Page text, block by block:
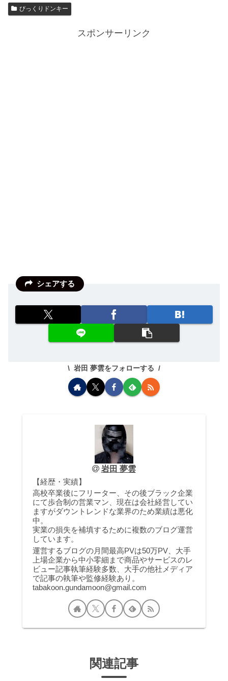
びっくりドンキー
スポンサーリンク
シェアする
岩田 夢雲をフォローする
岩田 夢雲
【経歴・実績】
高校卒業後にフリーター、その後ブラック企業
にて歩合制の営業マン、現在は会社経営してい
ますがダウントレンドな業界のため業績は悪化
中。
実業の損失を補填するために複数のブログ運営
しています。
運営するブログの月間最高PVは50万PV、大手
上場企業から中小零細まで商品やサービスのレ
ビュー記事執筆経験多数、大手の他社メディア
で記事の執筆や監修経験あり。
tabakoon.gundamoon@gmail.com
関連記事